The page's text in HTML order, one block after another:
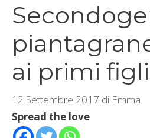
ai primi figli
12 Settembre 2017 di Emma
Spread the love